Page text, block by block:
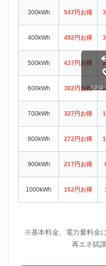
300kWh 547円お得
400kWh 492円お得
500kWh 437円お得
600kWh 382円お得
700kWh 327円お得
800kWh 272円お得
900kWh 217円お得
1000kWh 162円お得
スクロ
※基本料金、電力量料金
再エネ賦